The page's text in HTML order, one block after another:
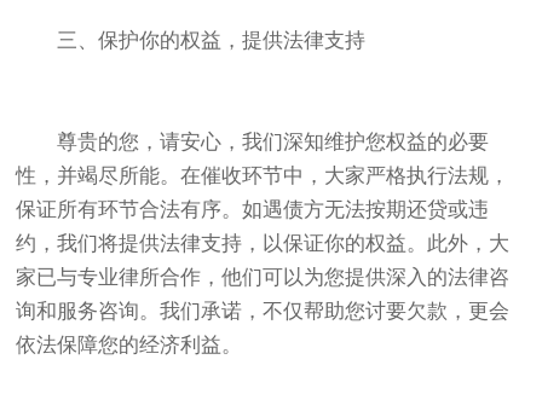
三、保护你的权益，提供法律支持
尊贵的您，请安心，我们深知维护您权益的必要
性，并竭尽所能。在催收环节中，大家严格执行法规，
保证所有环节合法有序。如遇债方无法按期还贷或违
约，我们将提供法律支持，以保证你的权益。此外，大
家已与专业律所合作，他们可以为您提供深入的法律咨
询和服务咨询。我们承诺，不仅帮助您讨要欠款，更会
依法保障您的经济利益。